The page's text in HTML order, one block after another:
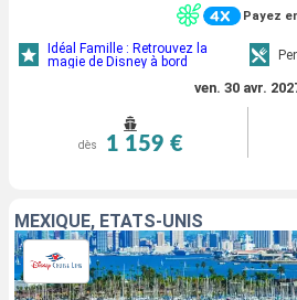
Payez
Idéal Famille : Retrouvez la
magie de Disney à bord
ven. 30 avr.
dès 1 159 €
MEXIQUE, ÉTATS-UNIS